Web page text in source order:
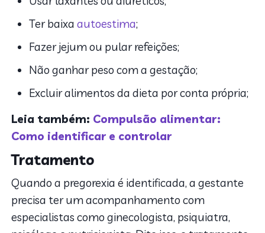
Ter baixaautoestima;
Fazer jejum ou pular refeições;
Não ganhar peso com a gestação;
Excluir alimentos da dieta por conta própria;
Leia também: Compulsão alimentar:
Como identificar e controlar
Tratamento
Quando a pregorexia é identificada, a gestante
precisa ter um acompanhamento com
especialistas como ginecologista, psiquiatra,